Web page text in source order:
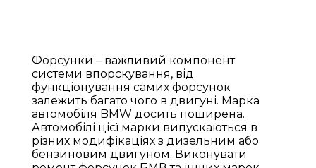
Форсунки – важливий компонент
системи впорскування, від
функціонування самих форсунок
залежить багато чого в двигуні. Марка
автомобіля BMW досить поширена.
Автомобілі цієї марки випускаються в
різних модифікаціях з дизельним або
бензиновим двигуном. Виконувати